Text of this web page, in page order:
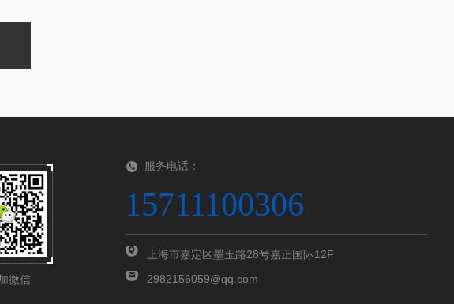
微信
服务电话：
15711100306
上海市嘉定区墨玉路28号嘉正国际12F
2982156059@qq.com